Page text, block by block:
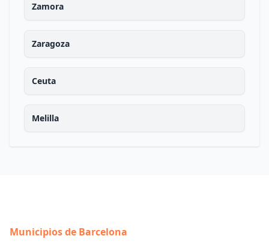
Zamora
Zaragoza
Ceuta
Melilla
Municipios de Barcelona